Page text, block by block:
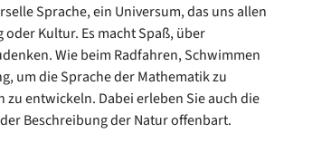
Sprache, ein Universum, das uns allen
Kultur. Es macht Spaß, über
Wie beim Radfahren, Schwimmen
um die Sprache der Mathematik zu
entwickeln. Dabei erleben Sie auch die
Beschreibung der Natur offenbart.